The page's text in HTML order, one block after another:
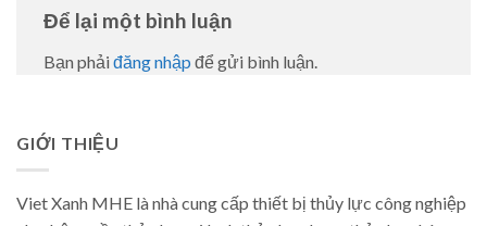
Để lại một bình luận
Bạn phải đăng nhập để gửi bình luận.
GIỚI THIỆU
Viet Xanh MHE là nhà cung cấp thiết bị thủy lực công nghiệp